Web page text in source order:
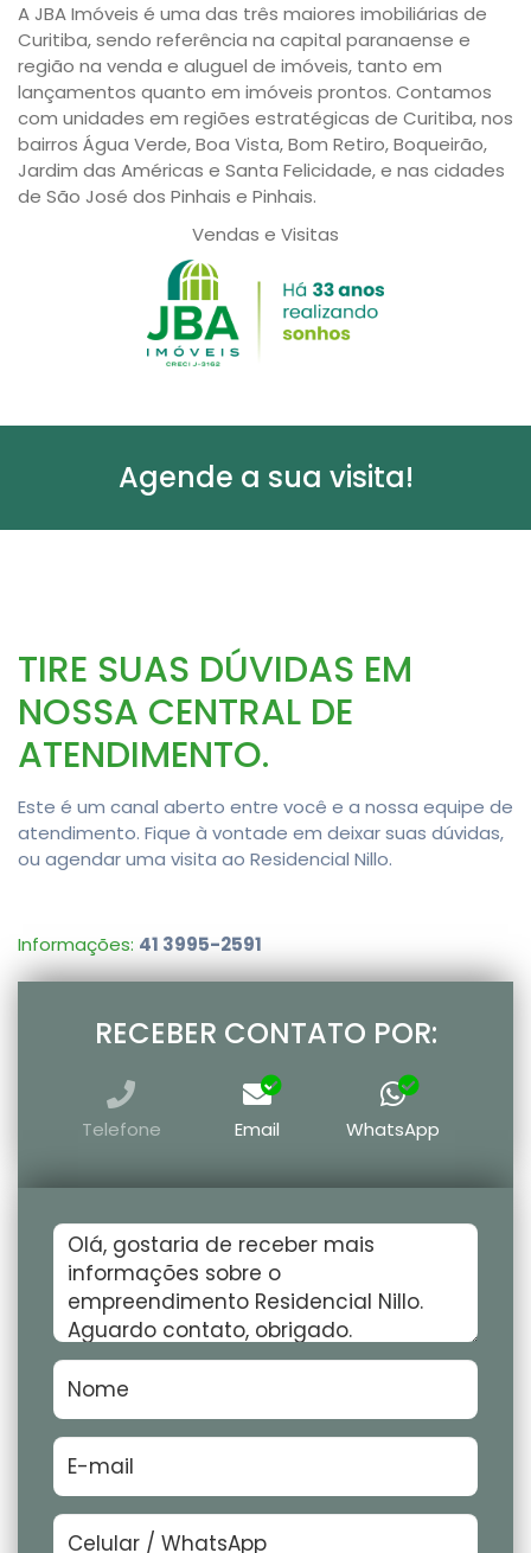
A JBA Imóveis é uma das três maiores imobiliárias de
Curitiba, sendo referência na capital paranaense e
região na venda e aluguel de imóveis, tanto em
lançamentos quanto em imóveis prontos. Contamos
com unidades em regiões estratégicas de Curitiba, nos
bairros Água Verde, Boa Vista, Bom Retiro, Boqueirão,
Jardim das Américas e Santa Felicidade, e nas cidades
de São José dos Pinhais e Pinhais.
Vendas e Visitas
Agende a sua visita!
TIRE SUAS DÚVIDAS EM
NOSSA CENTRAL DE
ATENDIMENTO.
Este é um canal aberto entre você e a nossa equipe de
atendimento. Fique à vontade em deixar suas dúvidas,
ou agendar uma visita ao Residencial Nillo.
Informações: 41 3995-2591
RECEBER CONTATO POR:
Telefone Email WhatsApp